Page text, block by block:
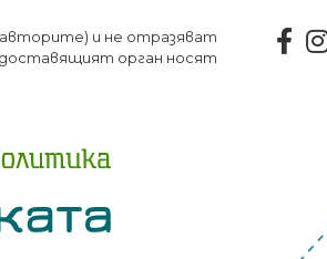
и не отразяват
орган носят